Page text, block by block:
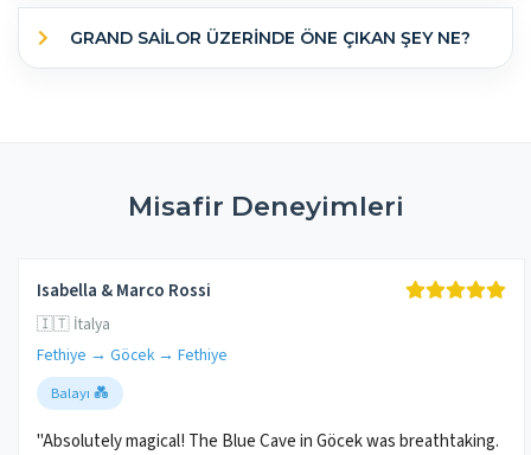
GRAND SAILOR ÜZERINDE ÖNE ÇIKAN ŞEY NE?
Misafir Deneyimleri
Isabella & Marco Rossi
🇮🇹 İtalya
Fethiye → Göcek → Fethiye
Balayı 💑
"Absolutely magical! The Blue Cave in Göcek was breathtaking.